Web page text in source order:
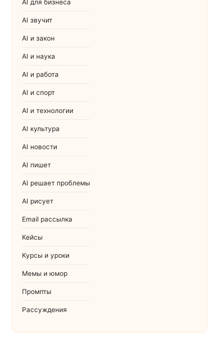
AI для бизнеса
AI звучит
AI и закон
AI и наука
AI и работа
AI и спорт
AI и технологии
AI культура
AI новости
AI пишет
AI решает проблемы
AI рисует
Email рассылка
Кейсы
Курсы и уроки
Мемы и юмор
Промпты
Рассуждения